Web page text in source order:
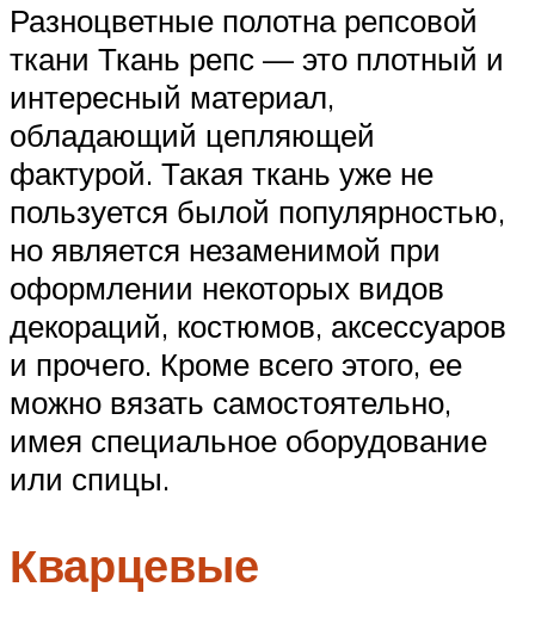
Разноцветные полотна репсовой
ткани Ткань репс — это плотный и
интересный материал,
обладающий цепляющей
фактурой. Такая ткань уже не
пользуется былой популярностью,
но является незаменимой при
оформлении некоторых видов
декораций, костюмов, аксессуаров
и прочего. Кроме всего этого, ее
можно вязать самостоятельно,
имея специальное оборудование
или спицы.
Кварцевые